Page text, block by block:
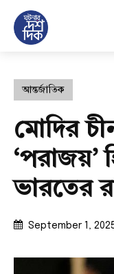
আন্তর্জাতিক
মোদির
‘পরাজয়’
ভারতের
September 1,